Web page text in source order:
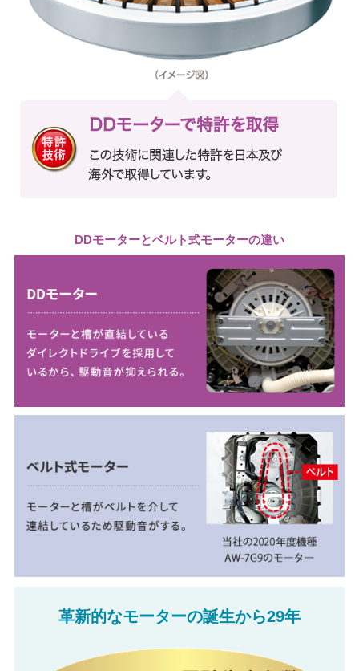
DDモーターとベルト式モーターの違い
革新的なモーターの誕生から29年